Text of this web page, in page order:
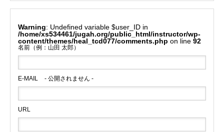
Warning
: Undefined variable $user_ID in
/home/xs534461/jugah.org/public_html/instructor/wp-
content/themes/heal_tcd077/comments.php on line 92
名前（例：山田 太郎）
E-MAIL - 公開されません -
URL